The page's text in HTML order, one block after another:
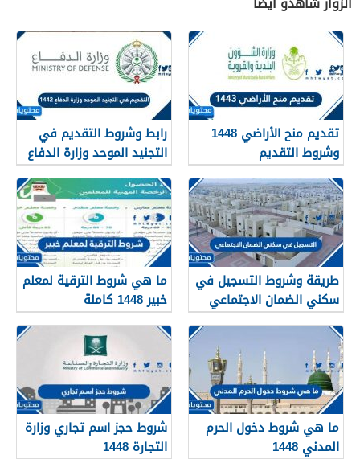
تقديم منح الأراضي 1448
وشروط التقديم
رابط وشروط التقديم في
التجنيد الموحد وزارة الدفاع
1448
طريقة وشروط التسجيل في
سكني الضمان الاجتماعي
1448
ما هي شروط الترقية لمعلم
خبير 1448 كاملة
ما هي شروط دخول الحرم
المدني 1448
شروط حجز اسم تجاري وزارة
التجارة 1448